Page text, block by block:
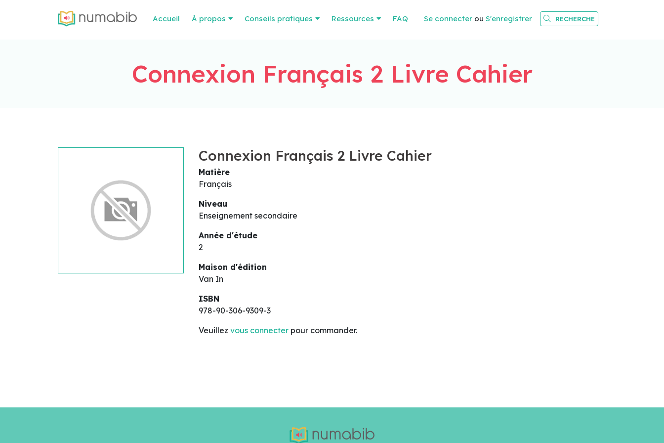
Accueil À propos Conseils pratiques Ressources FAQ Se connecter ou S'enregistrer RECHERCHE
Connexion Français 2 Livre Cahier
Connexion Français 2 Livre Cahier
Matière
Français
Niveau
Enseignement secondaire
Année d'étude
2
Maison d'édition
Van In
ISBN
978-90-306-9309-3
Veuillez vous connecter pour commander.